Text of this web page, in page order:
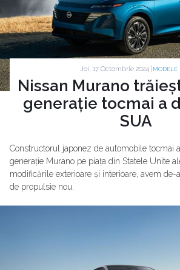
Joi, 17 Octombrie 2024 | MODELE
Nissan Murano
generație tocmai a
SUA
Constructorul japonez de automobile tocmai
generație Murano pe piața din Statele Unite
modificările exterioare și interioare, avem
de propulsie nou.